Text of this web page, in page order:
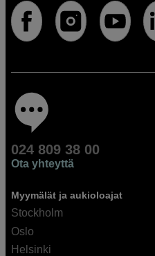
024 809 38 00
Ota yhteyttä
Myymälät ja aukioloajat
Stockholm
Oslo
Helsinki